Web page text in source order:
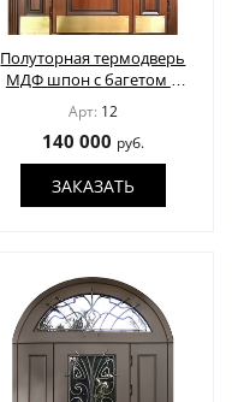
Полуторная термодверь
МДФ шпон с багетом и
остеклением
Арт: 12
140 000 руб.
ЗАКАЗАТЬ